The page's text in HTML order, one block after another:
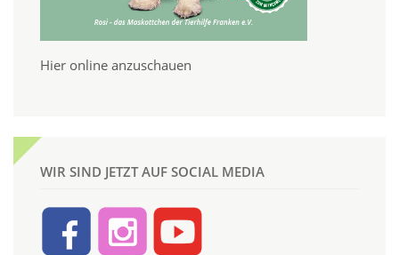
Hier online anzuschauen
WIR SIND JETZT AUF SOCIAL MEDIA